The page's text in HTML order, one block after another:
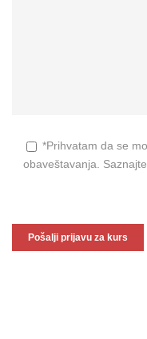
*Prihvatam da se
obaveštavanja.